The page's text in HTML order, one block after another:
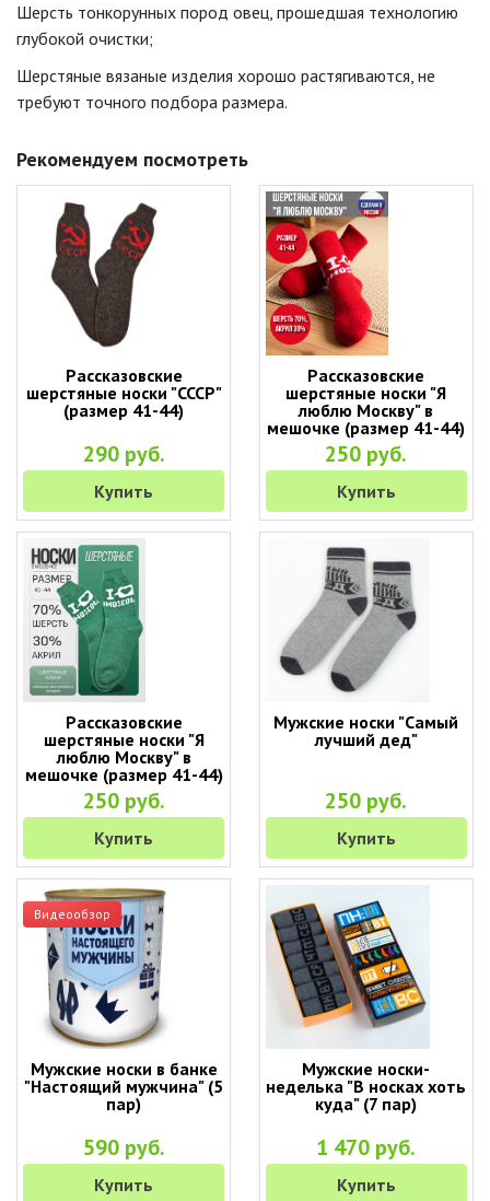
Шерсть тонкорунных пород овец, прошедшая технологию
глубокой очистки;
Шерстяные вязаные изделия хорошо растягиваются, не
требуют точного подбора размера.
Рекомендуем посмотреть
Рассказовские
шерстяные носки "СССР"
(размер 41-44)
290 руб.
Купить
Рассказовские
шерстяные носки "Я
люблю Москву" в
мешочке (размер 41-44)
250 руб.
Купить
Рассказовские
шерстяные носки "Я
люблю Москву" в
мешочке (размер 41-44)
250 руб.
Купить
Мужские носки "Самый
лучший дед"
250 руб.
Купить
Видеообзор
Мужские носки в банке
"Настоящий мужчина" (5
пар)
590 руб.
Купить
Мужские носки-
неделька "В носках хоть
куда" (7 пар)
1 470 руб.
Купить